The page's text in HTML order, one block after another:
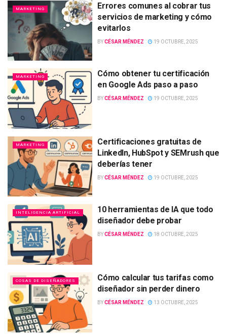
MARKETING
Errores comunes al cobrar tus
servicios de marketing y cómo
evitarlos
BYCÉSAR MÉNDEZ 19 OCTUBRE, 2025
MARKETING
Cómo obtener tu certificación
en Google Ads paso a paso
BYCÉSAR MÉNDEZ 19 OCTUBRE, 2025
MARKETING
Certificaciones gratuitas de
LinkedIn, HubSpot y SEMrush que
deberías tener
BYCÉSAR MÉNDEZ 19 OCTUBRE, 2025
INTELIGENCIA ARTIFICIAL
10 herramientas de IA que todo
diseñador debe probar
BYCÉSAR MÉNDEZ 18 OCTUBRE, 2025
COSAS DE DISEÑADORES
Cómo calcular tus tarifas como
diseñador sin perder dinero
BYCÉSAR MÉNDEZ 13 OCTUBRE, 2025